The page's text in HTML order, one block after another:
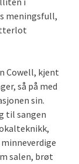
meningsfull,
Cowell, kjent
så på med
sin.
til sangen
salen, brøt